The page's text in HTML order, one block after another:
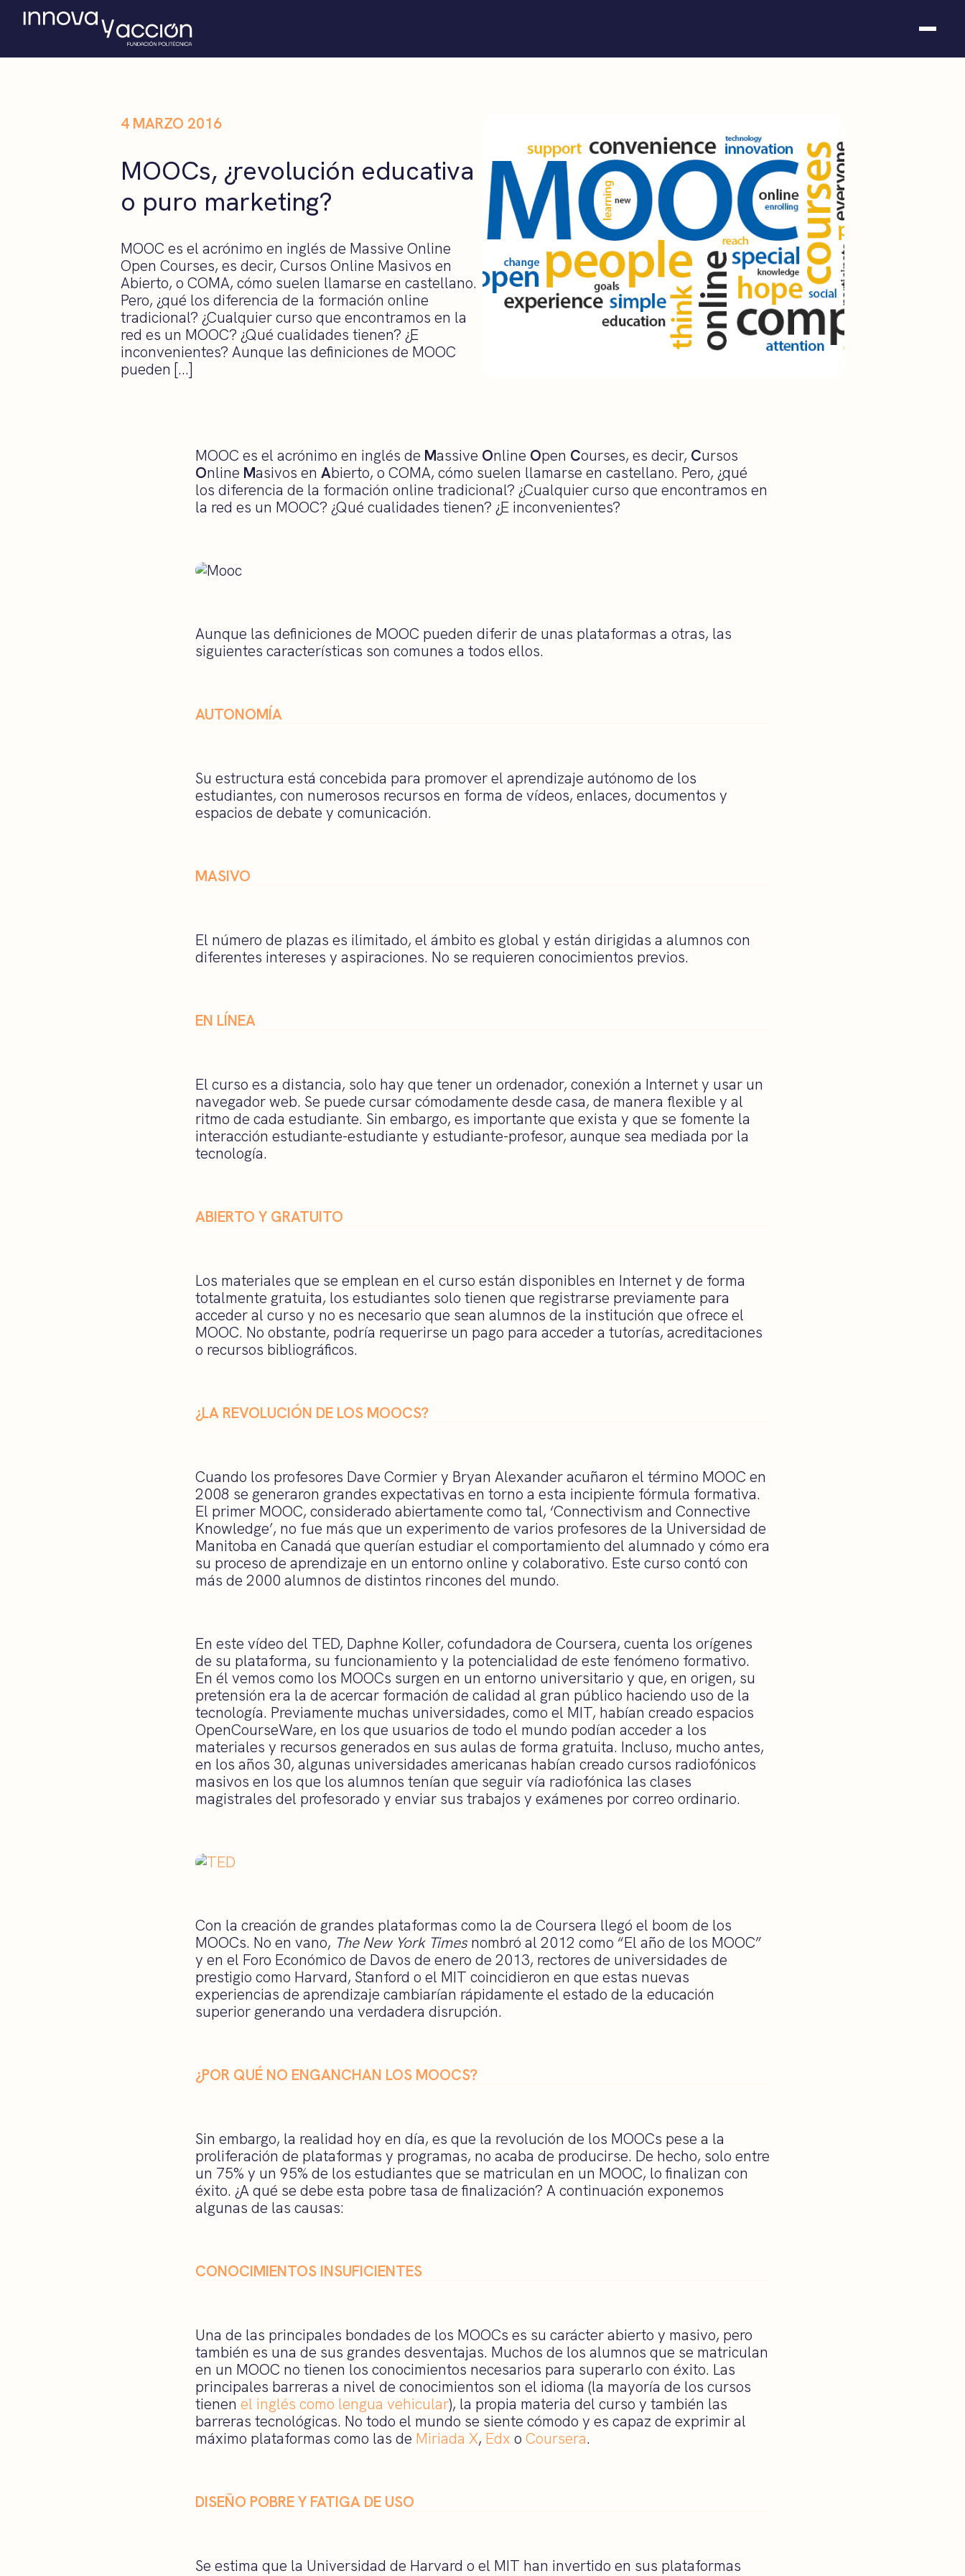
4 MARZO 2016
MOOCs, ¿revolución educativa
o puro marketing?
MOOC es el acrónimo en inglés de Massive Online
Open Courses, es decir, Cursos Online Masivos en
Abierto, o COMA, cómo suelen llamarse en castellano.
Pero, ¿qué los diferencia de la formación online
tradicional? ¿Cualquier curso que encontramos en la
red es un MOOC? ¿Qué cualidades tienen? ¿E
inconvenientes? Aunque las definiciones de MOOC
pueden […]
MOOC es el acrónimo en inglés de Massive Online Open Courses, es decir, Cursos
Online Masivos en Abierto, o COMA, cómo suelen llamarse en castellano. Pero, ¿qué
los diferencia de la formación online tradicional? ¿Cualquier curso que encontramos en
la red es un MOOC? ¿Qué cualidades tienen? ¿E inconvenientes?
Aunque las definiciones de MOOC pueden diferir de unas plataformas a otras, las
siguientes características son comunes a todos ellos.
AUTONOMÍA
Su estructura está concebida para promover el aprendizaje autónomo de los
estudiantes, con numerosos recursos en forma de vídeos, enlaces, documentos y
espacios de debate y comunicación.
MASIVO
El número de plazas es ilimitado, el ámbito es global y están dirigidas a alumnos con
diferentes intereses y aspiraciones. No se requieren conocimientos previos.
EN LÍNEA
El curso es a distancia, solo hay que tener un ordenador, conexión a Internet y usar un
navegador web. Se puede cursar cómodamente desde casa, de manera flexible y al
ritmo de cada estudiante. Sin embargo, es importante que exista y que se fomente la
interacción estudiante-estudiante y estudiante-profesor, aunque sea mediada por la
tecnología.
ABIERTO Y GRATUITO
Los materiales que se emplean en el curso están disponibles en Internet y de forma
totalmente gratuita, los estudiantes solo tienen que registrarse previamente para
acceder al curso y no es necesario que sean alumnos de la institución que ofrece el
MOOC. No obstante, podría requerirse un pago para acceder a tutorías, acreditaciones
o recursos bibliográficos.
¿LA REVOLUCIÓN DE LOS MOOCS?
Cuando los profesores Dave Cormier y Bryan Alexander acuñaron el término MOOC en
2008 se generaron grandes expectativas en torno a esta incipiente fórmula formativa.
El primer MOOC, considerado abiertamente como tal, ‘Connectivism and Connective
Knowledge’, no fue más que un experimento de varios profesores de la Universidad de
Manitoba en Canadá que querían estudiar el comportamiento del alumnado y cómo era
su proceso de aprendizaje en un entorno online y colaborativo. Este curso contó con
más de 2000 alumnos de distintos rincones del mundo.
En este vídeo del TED, Daphne Koller, cofundadora de Coursera, cuenta los orígenes
de su plataforma, su funcionamiento y la potencialidad de este fenómeno formativo.
En él vemos como los MOOCs surgen en un entorno universitario y que, en origen, su
pretensión era la de acercar formación de calidad al gran público haciendo uso de la
tecnología. Previamente muchas universidades, como el MIT, habían creado espacios
OpenCourseWare, en los que usuarios de todo el mundo podían acceder a los
materiales y recursos generados en sus aulas de forma gratuita. Incluso, mucho antes,
en los años 30, algunas universidades americanas habían creado cursos radiofónicos
masivos en los que los alumnos tenían que seguir vía radiofónica las clases
magistrales del profesorado y enviar sus trabajos y exámenes por correo ordinario.
Con la creación de grandes plataformas como la de Coursera llegó el boom de los
MOOCs. No en vano, The New York Timesnombró al 2012 como “El año de los MOOC”
y en el Foro Económico de Davos de enero de 2013, rectores de universidades de
prestigio como Harvard, Stanford o el MIT coincidieron en que estas nuevas
experiencias de aprendizaje cambiarían rápidamente el estado de la educación
superior generando una verdadera disrupción.
¿POR QUÉ NO ENGANCHAN LOS MOOCS?
Sin embargo, la realidad hoy en día, es que la revolución de los MOOCs pese a la
proliferación de plataformas y programas, no acaba de producirse. De hecho, solo entre
un 75% y un 95% de los estudiantes que se matriculan en un MOOC, lo finalizan con
éxito. ¿A qué se debe esta pobre tasa de finalización? A continuación exponemos
algunas de las causas:
CONOCIMIENTOS INSUFICIENTES
Una de las principales bondades de los MOOCs es su carácter abierto y masivo, pero
también es una de sus grandes desventajas. Muchos de los alumnos que se matriculan
en un MOOC no tienen los conocimientos necesarios para superarlo con éxito. Las
principales barreras a nivel de conocimientos son el idioma (la mayoría de los cursos
tienen el inglés como lengua vehicular), la propia materia del curso y también las
barreras tecnológicas. No todo el mundo se siente cómodo y es capaz de exprimir al
máximo plataformas como las de Miriada X, Edx o Coursera.
DISEÑO POBRE Y FATIGA DE USO
Se estima que la Universidad de Harvard o el MIT han invertido en sus plataformas